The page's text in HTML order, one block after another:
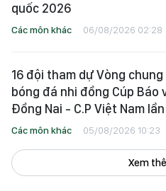
quốc 2026
Các môn khác 06/08/2026 02:28
16 đội tham dự Vòng
bóng đá nhi đồng Cúp Báo
Đồng Nai - C.P Việt Nam
Các môn khác 05/08/2026 10:23
Xem